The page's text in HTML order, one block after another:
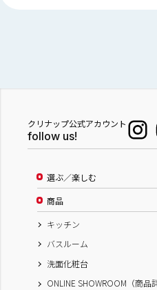
クリナップ公式アカウント
follow us!
選ぶ／楽しむ
商品
キッチン
バスルーム
洗面化粧台
ONLINE SHOWROOM（商品